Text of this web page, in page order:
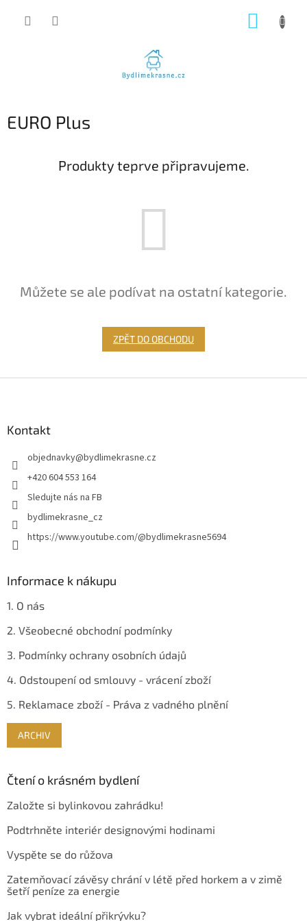
EURO Plus
Produkty teprve připravujeme.
Můžete se ale podívat na ostatní kategorie.
ZPĚT DO OBCHODU
Kontakt
objednavky@bydlimekrasne.cz
+420 604 553 164
Sledujte nás na FB
bydlimekrasne_cz
https://www.youtube.com/@bydlimekrasne5694
Informace k nákupu
1. O nás
2. Všeobecné obchodní podmínky
3. Podmínky ochrany osobních údajů
4. Odstoupení od smlouvy - vrácení zboží
5. Reklamace zboží - Práva z vadného plnění
ARCHIV
Čtení o krásném bydlení
Založte si bylinkovou zahrádku!
Podtrhněte interiér designovými hodinami
Vyspěte se do růžova
Zatemňovací závěsy chrání v létě před horkem a v zimě
šetří peníze za energie
Jak vybrat ideální přikrývku?